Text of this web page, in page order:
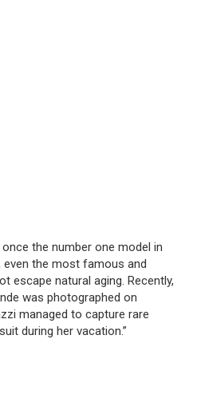
the number one model in
even the most famous and
escape natural aging. Recently,
was photographed on
managed to capture rare
during her vacation.”